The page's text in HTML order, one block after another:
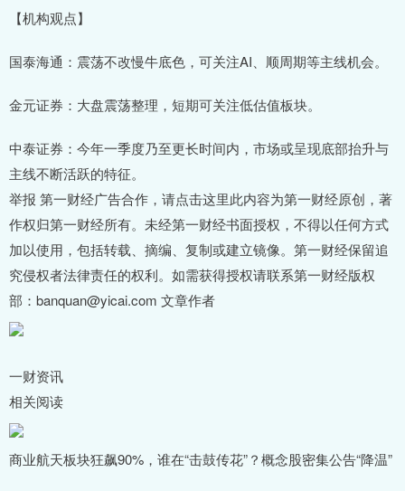
【机构观点】
国泰海通：震荡不改慢牛底色，可关注AI、顺周期等主线机会。
金元证券：大盘震荡整理，短期可关注低估值板块。
中泰证券：今年一季度乃至更长时间内，市场或呈现底部抬升与
主线不断活跃的特征。
举报 第一财经广告合作，请点击这里此内容为第一财经原创，著
作权归第一财经所有。未经第一财经书面授权，不得以任何方式
加以使用，包括转载、摘编、复制或建立镜像。第一财经保留追
究侵权者法律责任的权利。如需获得授权请联系第一财经版权
部：banquan@yicai.com 文章作者
一财资讯
相关阅读
商业航天板块狂飙90%，谁在“击鼓传花”？概念股密集公告“降温”